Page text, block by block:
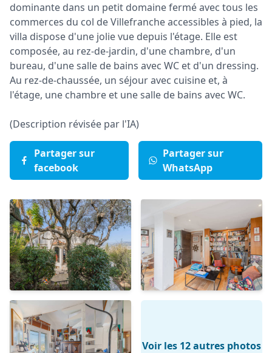
dominante dans un petit domaine fermé avec tous les
commerces du col de Villefranche accessibles à pied, la
villa dispose d'une jolie vue depuis l'étage. Elle est
composée, au rez-de-jardin, d'une chambre, d'un
bureau, d'une salle de bains avec WC et d'un dressing.
Au rez-de-chaussée, un séjour avec cuisine et, à
l'étage, une chambre et une salle de bains avec WC.
(Description révisée par l'IA)
Partager sur
facebook
Partager sur
WhatsApp
Voir les 12 autres photos